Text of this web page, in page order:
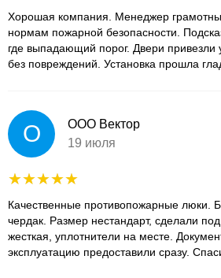
Хорошая компания. Менеджер
нормам пожарной безопасности.
где выпадающий порог. Двери привезли
без повреждений. Установка прошла
О
ООО Вектор
19 июля
Качественные противопожарные люки.
чердак. Размер нестандарт, сделали под
жесткая, уплотнители на месте.
эксплуатацию предоставили сразу.